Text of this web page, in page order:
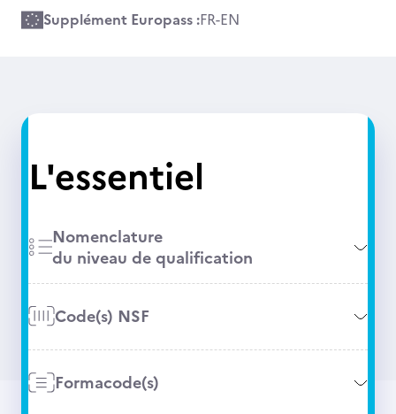
Supplément Europass :FR-EN
L'essentiel
Nomenclature
du niveau de qualification
Code(s) NSF
Formacode(s)